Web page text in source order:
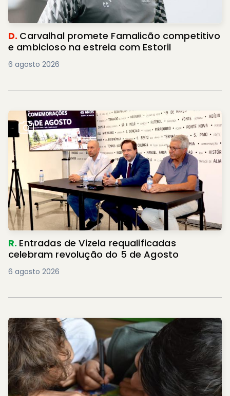
D. Carvalhal promete Famalicão competitivo
e ambicioso na estreia com Estoril
6 agosto 2026
R. Entradas de Vizela requalificadas
celebram revolução do 5 de Agosto
6 agosto 2026